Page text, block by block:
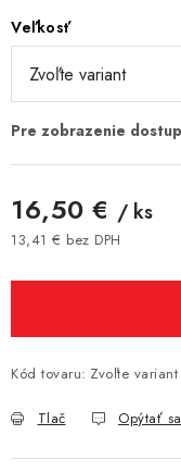
Veľkosť
16,50 € / ks
13,41 € bez DPH
Kód tovaru: Zvoľte variant
Tlač Opýtať sa